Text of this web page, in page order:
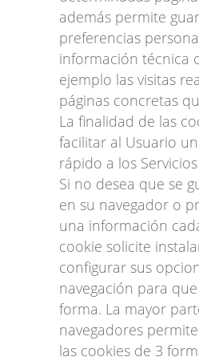
además permite
preferencias
información técnica
ejemplo las visitas
páginas concretas
La finalidad de las
facilitar al Usuario
rápido a los
Si no desea que se
en su navegador o
una información
cookie solicite
configurar sus
navegación para
forma. La mayor
navegadores
las cookies de 3